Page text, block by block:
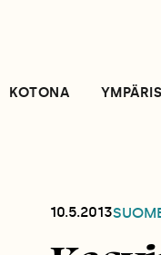
KOTONA
10.5.2013